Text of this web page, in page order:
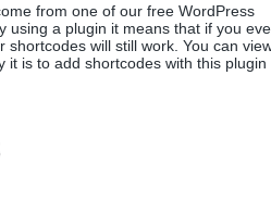
from one of our free WordPress
using a plugin it means that if you
will still work. You can
it is to add shortcodes with this plugin